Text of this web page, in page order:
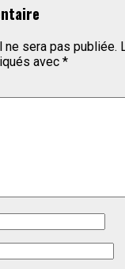
sera pas publiée.
avec *